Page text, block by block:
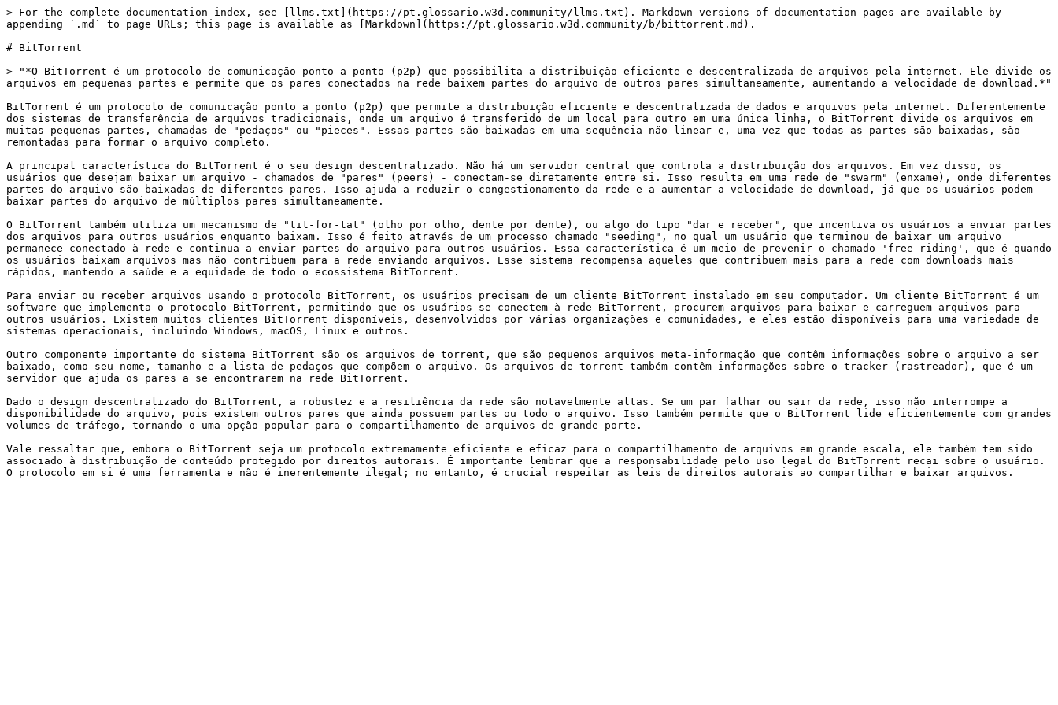
> For the complete documentation index, see [llms.txt](https://pt.glossario.w3d.community/llms.txt). Markdown versions of documentation pages are available by
appending `.md` to page URLs; this page is available as [Markdown](https://pt.glossario.w3d.community/b/bittorrent.md).
# BitTorrent
> "*O BitTorrent é um protocolo de comunicação ponto a ponto (p2p) que possibilita a distribuição eficiente e descentralizada de arquivos pela internet. Ele divide os
arquivos em pequenas partes e permite que os pares conectados na rede baixem partes do arquivo de outros pares simultaneamente, aumentando a velocidade de download.*"
BitTorrent é um protocolo de comunicação ponto a ponto (p2p) que permite a distribuição eficiente e descentralizada de dados e arquivos pela internet. Diferentemente
dos sistemas de transferência de arquivos tradicionais, onde um arquivo é transferido de um local para outro em uma única linha, o BitTorrent divide os arquivos em
muitas pequenas partes, chamadas de "pedaços" ou "pieces". Essas partes são baixadas em uma sequência não linear e, uma vez que todas as partes são baixadas, são
remontadas para formar o arquivo completo.
A principal característica do BitTorrent é o seu design descentralizado. Não há um servidor central que controla a distribuição dos arquivos. Em vez disso, os
usuários que desejam baixar um arquivo - chamados de "pares" (peers) - conectam-se diretamente entre si. Isso resulta em uma rede de "swarm" (enxame), onde diferentes
partes do arquivo são baixadas de diferentes pares. Isso ajuda a reduzir o congestionamento da rede e a aumentar a velocidade de download, já que os usuários podem
baixar partes do arquivo de múltiplos pares simultaneamente.
O BitTorrent também utiliza um mecanismo de "tit-for-tat" (olho por olho, dente por dente), ou algo do tipo "dar e receber", que incentiva os usuários a enviar partes
dos arquivos para outros usuários enquanto baixam. Isso é feito através de um processo chamado "seeding", no qual um usuário que terminou de baixar um arquivo
permanece conectado à rede e continua a enviar partes do arquivo para outros usuários. Essa característica é um meio de prevenir o chamado 'free-riding', que é quando
os usuários baixam arquivos mas não contribuem para a rede enviando arquivos. Esse sistema recompensa aqueles que contribuem mais para a rede com downloads mais
rápidos, mantendo a saúde e a equidade de todo o ecossistema BitTorrent.
Para enviar ou receber arquivos usando o protocolo BitTorrent, os usuários precisam de um cliente BitTorrent instalado em seu computador. Um cliente BitTorrent é um
software que implementa o protocolo BitTorrent, permitindo que os usuários se conectem à rede BitTorrent, procurem arquivos para baixar e carreguem arquivos para
outros usuários. Existem muitos clientes BitTorrent disponíveis, desenvolvidos por várias organizações e comunidades, e eles estão disponíveis para uma variedade de
sistemas operacionais, incluindo Windows, macOS, Linux e outros.
Outro componente importante do sistema BitTorrent são os arquivos de torrent, que são pequenos arquivos meta-informação que contêm informações sobre o arquivo a ser
baixado, como seu nome, tamanho e a lista de pedaços que compõem o arquivo. Os arquivos de torrent também contêm informações sobre o tracker (rastreador), que é um
servidor que ajuda os pares a se encontrarem na rede BitTorrent.
Dado o design descentralizado do BitTorrent, a robustez e a resiliência da rede são notavelmente altas. Se um par falhar ou sair da rede, isso não interrompe a
disponibilidade do arquivo, pois existem outros pares que ainda possuem partes ou todo o arquivo. Isso também permite que o BitTorrent lide eficientemente com grandes
volumes de tráfego, tornando-o uma opção popular para o compartilhamento de arquivos de grande porte.
Vale ressaltar que, embora o BitTorrent seja um protocolo extremamente eficiente e eficaz para o compartilhamento de arquivos em grande escala, ele também tem sido
associado à distribuição de conteúdo protegido por direitos autorais. É importante lembrar que a responsabilidade pelo uso legal do BitTorrent recai sobre o usuário.